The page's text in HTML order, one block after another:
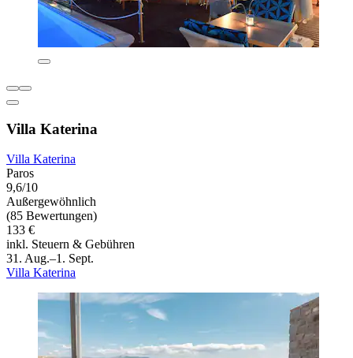
Villa Katerina
Villa Katerina
Paros
9,6/10
Außergewöhnlich
(85 Bewertungen)
133 €
inkl. Steuern & Gebühren
31. Aug.–1. Sept.
Villa Katerina